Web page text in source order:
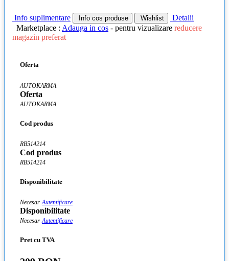
Info suplimentare Info cos produse Wishlist
Detalii
Marketplace : Adauga in cos - pentru vizualizare reducere
magazin preferat
Oferta
AUTOKARMA
Oferta
AUTOKARMA
Cod produs
RB514214
Cod produs
RB514214
Disponibilitate
Necesar Autentificare
Disponibilitate
Necesar Autentificare
Pret cu TVA